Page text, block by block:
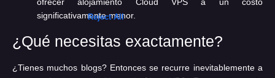
significativamente menor.
¿Qué necesitas exactamente?
¿Tienes muchos blogs? Entonces se recurre inevitablemente a